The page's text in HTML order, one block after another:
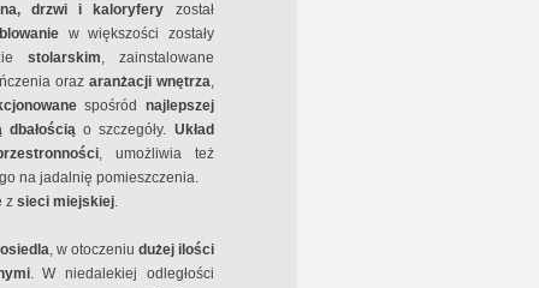
drzwi i kaloryfery został
w większości zostały
stolarskim, zainstalowane
oraz aranżacji wnętrza,
spośród najlepszej
dbałościąo szczegóły. Układ
, umożliwia też
na jadalnię pomieszczenia.
z sieci miejskiej.
, w otoczeniu dużej ilości
. W niedalekiej odległości